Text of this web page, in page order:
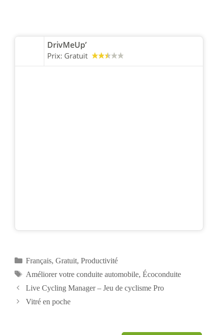
DrivMeUp’
Prix: Gratuit
Catégories
Français, Gratuit, Productivité
Étiquettes
Améliorer votre conduite automobile, Écoconduite
Navigation
des
Live Cycling Manager – Jeu de cyclisme Pro
Vitré en poche